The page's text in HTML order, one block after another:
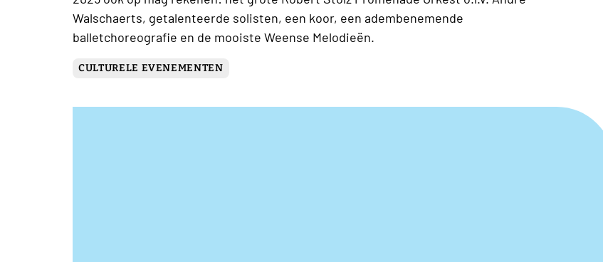
Walschaerts, getalenteerde solisten, een koor, een adembenemende
balletchoreografie en de mooiste Weense Melodieën.
CULTURELE EVENEMENTEN